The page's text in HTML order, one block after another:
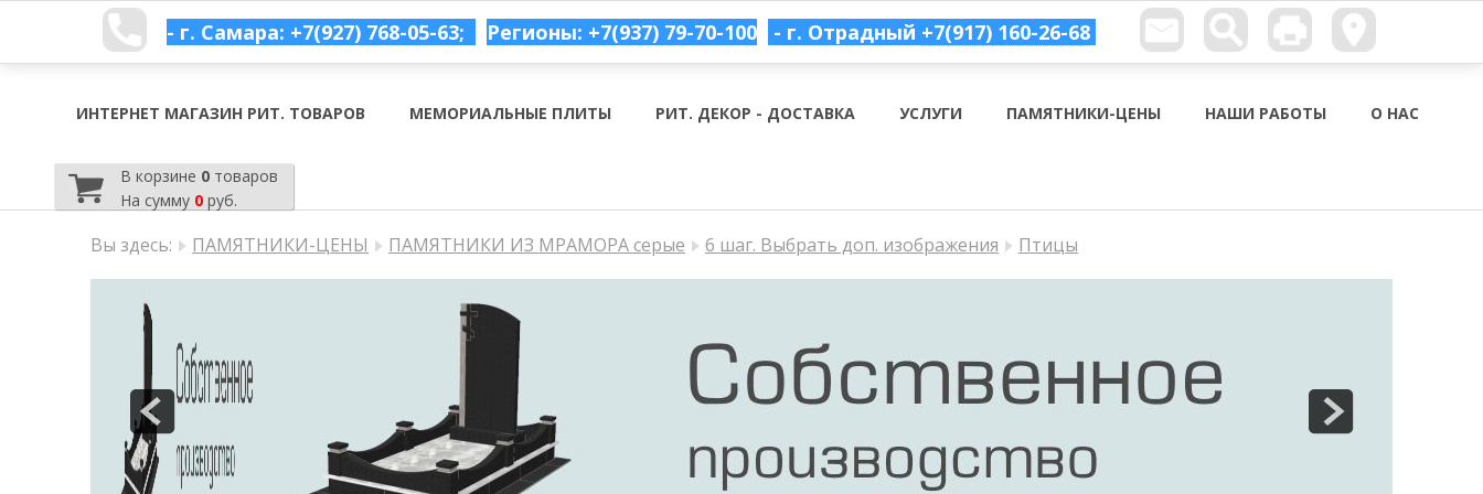
- г. Самара: +7(927) 768-05-63; Регионы: +7(937) 79-70-100 - г. Отрадный +7(917) 160-26-68
ИНТЕРНЕТ МАГАЗИН РИТ. ТОВАРОВ МЕМОРИАЛЬНЫЕ ПЛИТЫ РИТ. ДЕКОР - ДОСТАВКА УСЛУГИ ПАМЯТНИКИ-ЦЕНЫ НАШИ РАБОТЫ О НАС
В корзине 0товаров
На сумму 0руб.
Вы здесь: ПАМЯТНИКИ-ЦЕНЫ ПАМЯТНИКИ ИЗ МРАМОРА серые 6 шаг. Выбрать доп. изображения Птицы